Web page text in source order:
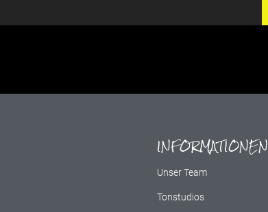
INFORMATIONEN
Unser Team
Tonstudios